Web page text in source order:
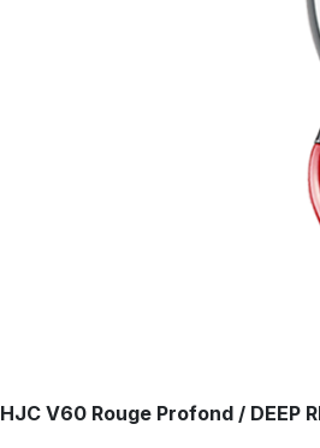
HJC V60 Rouge Profond / DEEP